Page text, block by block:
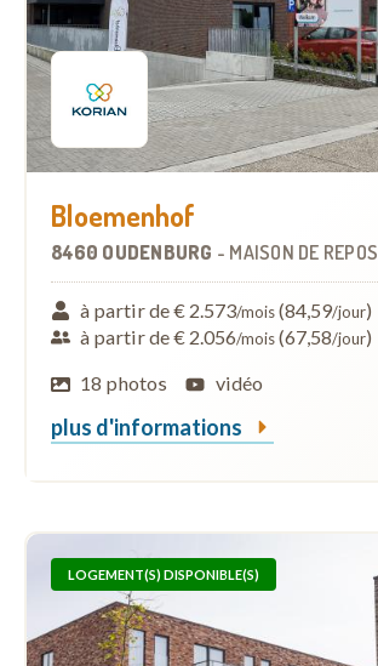
Bloemenhof
8460 OUDENBURG - MAISON DE REPOS
à partir de € 2.573/mois(84,59/jour)
à partir de € 2.056/mois(67,58/jour)
18 photos
vidéo
plus d'informations
LOGEMENT(S) DISPONIBLE(S)